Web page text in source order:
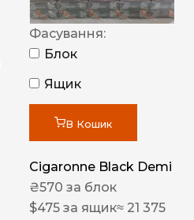
Фасування:
Блок
Ящик
В Кошик
Cigaronne Black Demi
₴570 за блок
$475 за ящик≈ 21 375